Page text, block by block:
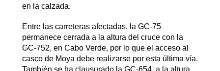
en la calzada.
Entre las carreteras afectadas, la GC-75
permanece cerrada a la altura del cruce con la
GC-752, en Cabo Verde, por lo que el acceso al
casco de Moya debe realizarse por esta última vía.
También se ha clausurado la GC-654, a la altura